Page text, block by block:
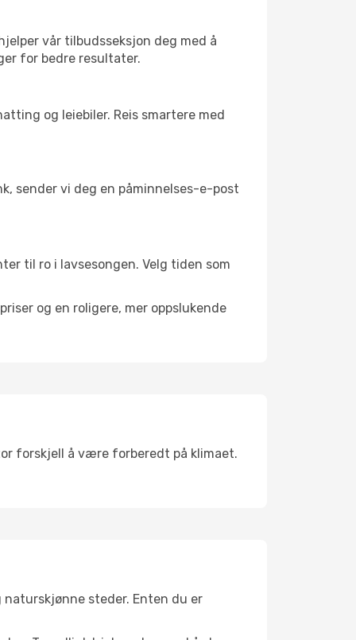
vår tilbudsseksjon deg med å
for bedre resultater.
og leiebiler. Reis smartere med
sender vi deg en påminnelses-e-post
til ro i lavsesongen. Velg tiden som
og en roligere, mer oppslukende
forskjell å være forberedt på klimaet.
steder. Enten du er